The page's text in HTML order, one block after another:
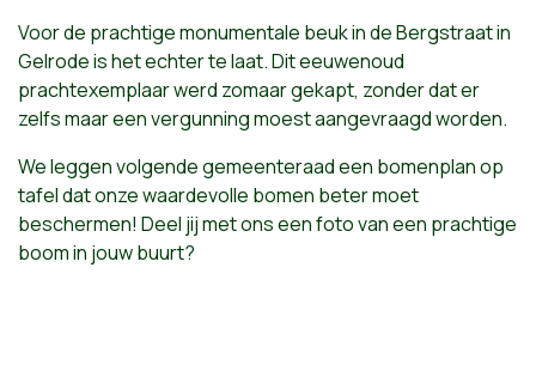
Voor de prachtige monumentale beuk in de Bergstraat in
Gelrode is het echter te laat. Dit eeuwenoud
prachtexemplaar werd zomaar gekapt, zonder dat er
zelfs maar een vergunning moest aangevraagd worden.
We leggen volgende gemeenteraad een bomenplan op
tafel dat onze waardevolle bomen beter moet
beschermen! Deel jij met ons een foto van een prachtige
boom in jouw buurt?